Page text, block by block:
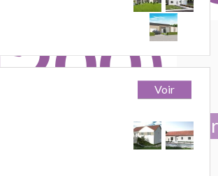
agences référencés